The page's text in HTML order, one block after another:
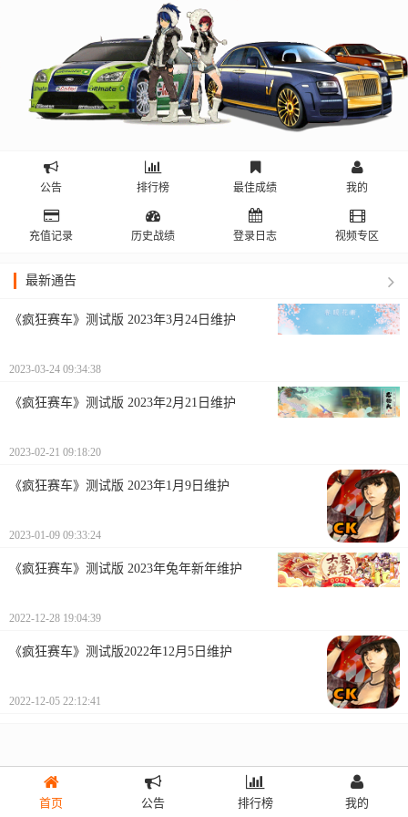
公告 排行榜 最佳成绩 我的
充值记录 历史战绩 登录日志 视频专区
最新通告
《疯狂赛车》测试版 2023年3月24日维护
2023-03-24 09:34:38
《疯狂赛车》测试版 2023年2月21日维护
2023-02-21 09:18:20
《疯狂赛车》测试版 2023年1月9日维护
2023-01-09 09:33:24
《疯狂赛车》测试版 2023年兔年新年维护
2022-12-28 19:04:39
《疯狂赛车》测试版2022年12月5日维护
2022-12-05 22:12:41
首页 公告 排行榜 我的